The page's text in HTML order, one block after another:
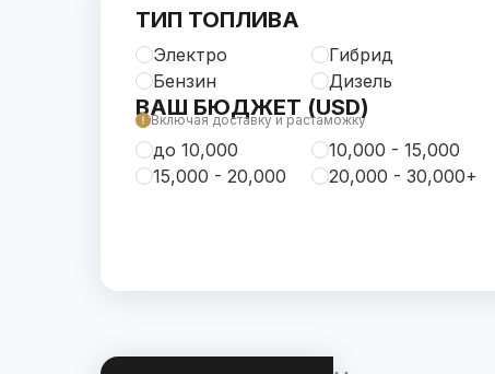
ТИП ТОПЛИВА
Электро
Гибрид
Бензин
Дизель
ВАШ БЮДЖЕТ (USD)
Включая доставку и растаможку
до 10,000
10,000 - 15,000
15,000 - 20,000
20,000 - 30,000+